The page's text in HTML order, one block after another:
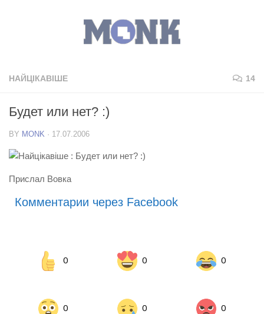
НАЙЦІКАВІШЕ 14
Будет или нет? :)
BY MONK · 17.07.2006
Прислал Вовка
Комментарии через Facebook
0 0 0
0 0 0